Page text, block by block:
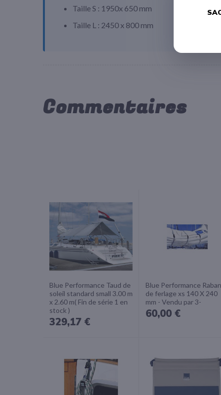
Taille S : 1950x 650 mm
Taille L : 2450 x 800 mm
Commentaires
Blue Performance Taud de
soleil standard small 3.00 m
x 2.60 m( Fin de série 1 en
stock )
329,17 €
Blue Performance
de ferlage xs 140 X 240
mm - Vendu par 3-
60,00 €